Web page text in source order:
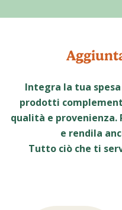
Integra la tua
prodotti
qualità e provenienza.
e rendila
Tutto ciò che ti